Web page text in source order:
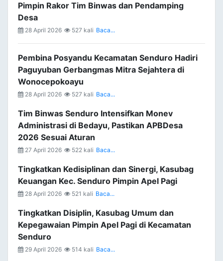
Pimpin Rakor Tim Binwas dan Pendamping
Desa
28 April 2026 527 kali Baca...
Pembina Posyandu Kecamatan Senduro Hadiri
Paguyuban Gerbangmas Mitra Sejahtera di
Wonocepokoayu
28 April 2026 527 kali Baca...
Tim Binwas Senduro Intensifkan Monev
Administrasi di Bedayu, Pastikan APBDesa
2026 Sesuai Aturan
27 April 2026 522 kali Baca...
Tingkatkan Kedisiplinan dan Sinergi, Kasubag
Keuangan Kec. Senduro Pimpin Apel Pagi
28 April 2026 521 kali Baca...
Tingkatkan Disiplin, Kasubag Umum dan
Kepegawaian Pimpin Apel Pagi di Kecamatan
Senduro
29 April 2026 514 kali Baca...